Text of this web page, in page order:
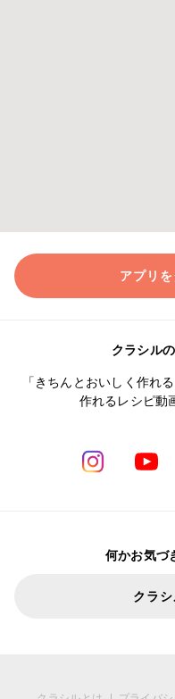
アプリ
クラシル
「きちんとおいしく作れ
作れるレシピ動
何かお気づ
クラ